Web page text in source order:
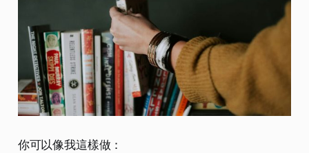
你可以像我這樣做：